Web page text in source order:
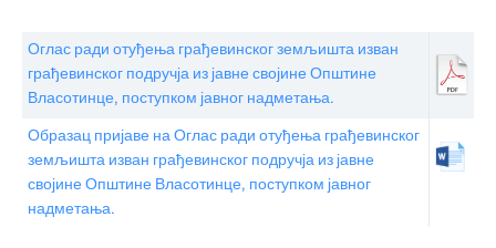
Оглас ради отуђења грађевинског земљишта изван
грађевинског подручја из јавне својине Општине
Власотинце, поступком јавног надметања.
Образац пријаве на Оглас ради отуђења грађевинског
земљишта изван грађевинског подручја из јавне
својине Општине Власотинце, поступком јавног
надметања.